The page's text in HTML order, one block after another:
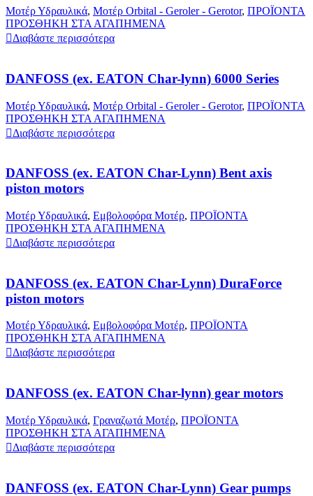
Μοτέρ Υδραυλικά, Μοτέρ Orbital - Geroler - Gerotor, ΠΡΟΪΟΝΤΑ
ΠΡΟΣΘΗΚΗ ΣΤΑ ΑΓΑΠΗΜΕΝΑ
Διαβάστε περισσότερα
DANFOSS (ex. EATON Char-lynn) 6000 Series
Μοτέρ Υδραυλικά, Μοτέρ Orbital - Geroler - Gerotor, ΠΡΟΪΟΝΤΑ
ΠΡΟΣΘΗΚΗ ΣΤΑ ΑΓΑΠΗΜΕΝΑ
Διαβάστε περισσότερα
DANFOSS (ex. EATON Char-Lynn) Bent axis
piston motors
Μοτέρ Υδραυλικά, Εμβολοφόρα Μοτέρ, ΠΡΟΪΟΝΤΑ
ΠΡΟΣΘΗΚΗ ΣΤΑ ΑΓΑΠΗΜΕΝΑ
Διαβάστε περισσότερα
DANFOSS (ex. EATON Char-Lynn) DuraForce
piston motors
Μοτέρ Υδραυλικά, Εμβολοφόρα Μοτέρ, ΠΡΟΪΟΝΤΑ
ΠΡΟΣΘΗΚΗ ΣΤΑ ΑΓΑΠΗΜΕΝΑ
Διαβάστε περισσότερα
DANFOSS (ex. EATON Char-lynn) gear motors
Μοτέρ Υδραυλικά, Γραναζωτά Μοτέρ, ΠΡΟΪΟΝΤΑ
ΠΡΟΣΘΗΚΗ ΣΤΑ ΑΓΑΠΗΜΕΝΑ
Διαβάστε περισσότερα
DANFOSS (ex. EATON Char-Lynn) Gear pumps